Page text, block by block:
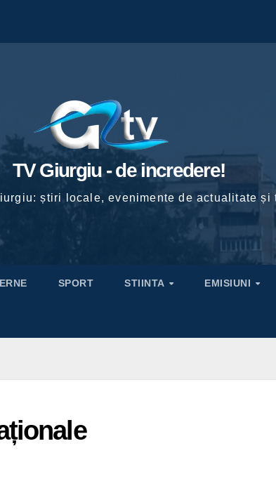
TV Giurgiu - de incredere!
știri locale, evenimente de actualitate
SPORT STIINTA EMISIUNI